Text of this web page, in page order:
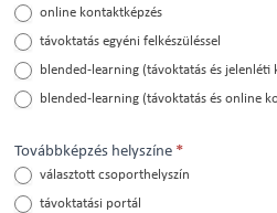
online kontaktképzés
távoktatás egyéni felkészüléssel
blended-learning (távoktatás és jelenléti
blended-learning (távoktatás és online
Továbbképzés helyszíne *
választott csoporthelyszín
távoktatási portál